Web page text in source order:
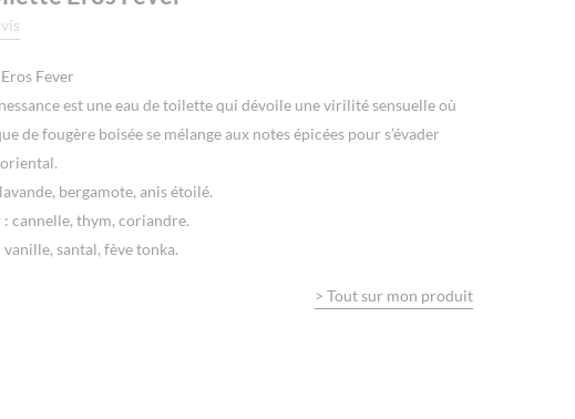
Fever
est une eau de toilette qui dévoile une virilité sensuelle où
de fougère boisée se mélange aux notes épicées pour s’évader
bergamote, anis étoilé.
: cannelle, thym, coriandre.
santal, fève tonka.
> Tout sur mon produit